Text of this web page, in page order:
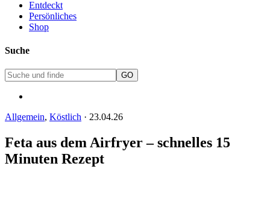
Entdeckt
Persönliches
Shop
Suche
Allgemein, Köstlich · 23.04.26
Feta aus dem Airfryer – schnelles 15
Minuten Rezept